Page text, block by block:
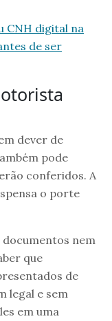
CNH digital na
de ser
dever de
pode
conferidos. A
o porte
nem
que
de
legal e sem
em uma